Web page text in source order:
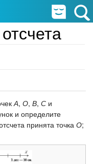
А, О, В, С и
и определите
принята точка О;